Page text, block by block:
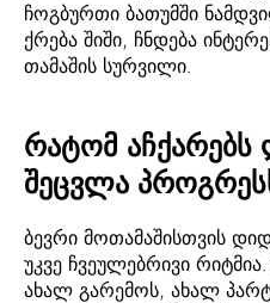
ჩოგბურთი ბათუმში
ქრება შიში, ჩნდება
თამაშის სურვილი.
რატომ აჩქარებს
შეცვლა
ბევრი მოთამაშისთვის
უკვე ჩვეულებრივი
ახალ გარემოს, ახალ